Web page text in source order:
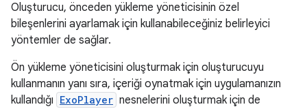
Oluşturucu, önceden yükleme yöneticisinin özel
bileşenlerini ayarlamak için kullanabileceğiniz belirleyici
yöntemler de sağlar.
Ön yükleme yöneticisini oluşturmak için oluşturucuyu
kullanmanın yanı sıra, içeriği oynatmak için uygulamanızın
kullandığı ExoPlayer nesnelerini oluşturmak için de